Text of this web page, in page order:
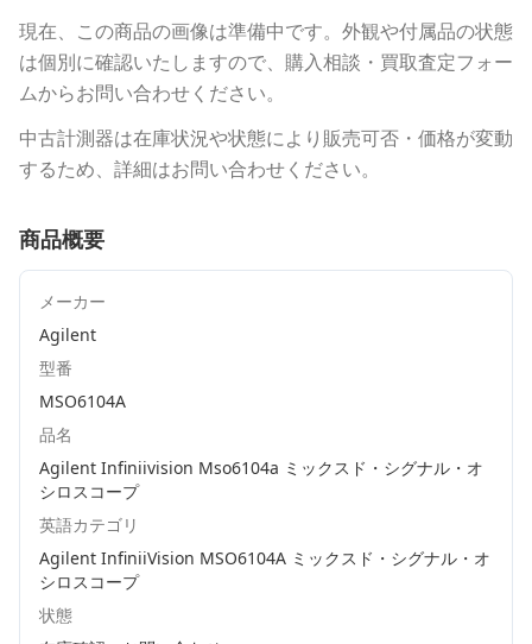
現在、この商品の画像は準備中です。外観や付属品の状態
は個別に確認いたしますので、購入相談・買取査定フォー
ムからお問い合わせください。
中古計測器は在庫状況や状態により販売可否・価格が変動
するため、詳細はお問い合わせください。
商品概要
メーカー
Agilent
型番
MSO6104A
品名
Agilent Infiniivision Mso6104a ミックスド・シグナル・オ
シロスコープ
英語カテゴリ
Agilent InfiniiVision MSO6104A ミックスド・シグナル・オ
シロスコープ
状態